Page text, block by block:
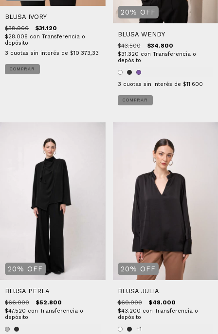
BLUSA IVORY
$38.900 $31.120
$28.008 con Transferencia o
depósito
3 cuotas sin interés de $10.373,33
COMPRAR
20% OFF
BLUSA WENDY
$43.500 $34.800
$31.320 con Transferencia o
depósito
3 cuotas sin interés de $11.600
COMPRAR
20% OFF
BLUSA PERLA
$66.000 $52.800
$47.520 con Transferencia o
depósito
20% OFF
BLUSA JULIA
$60.000 $48.000
$43.200 con Transferencia o
depósito
+1